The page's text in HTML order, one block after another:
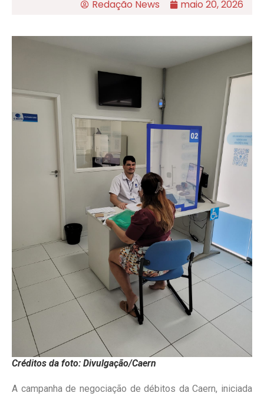
Redação News maio 20, 2026
Créditos da foto: Divulgação/Caern
A campanha de negociação de débitos da Caern, iniciada